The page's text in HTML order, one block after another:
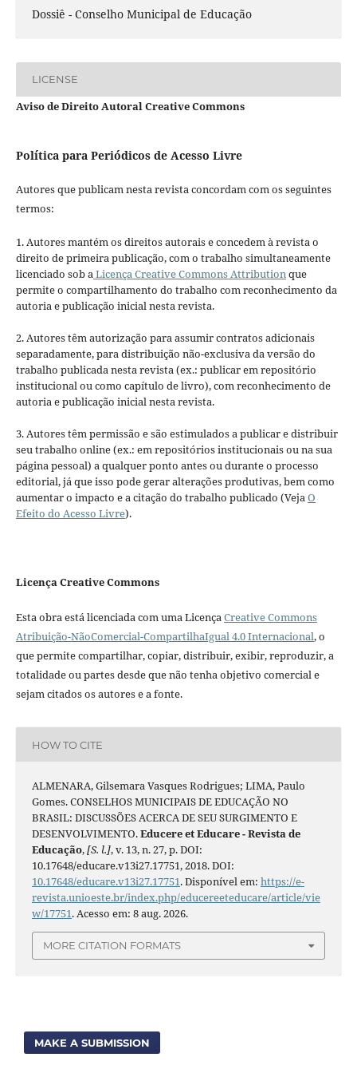
Dossiê - Conselho Municipal de Educação
LICENSE
Aviso de Direito Autoral Creative Commons
Política para Periódicos de Acesso Livre
Autores que publicam nesta revista concordam com os seguintes
termos:
1. Autores mantém os direitos autorais e concedem à revista o
direito de primeira publicação, com o trabalho simultaneamente
licenciado sob aLicença Creative Commons Attributionque
permite o compartilhamento do trabalho com reconhecimento da
autoria e publicação inicial nesta revista.
2. Autores têm autorização para assumir contratos adicionais
separadamente, para distribuição não-exclusiva da versão do
trabalho publicada nesta revista (ex.: publicar em repositório
institucional ou como capítulo de livro), com reconhecimento de
autoria e publicação inicial nesta revista.
3. Autores têm permissão e são estimulados a publicar e distribuir
seu trabalho online (ex.: em repositórios institucionais ou na sua
página pessoal) a qualquer ponto antes ou durante o processo
editorial, já que isso pode gerar alterações produtivas, bem como
aumentar o impacto e a citação do trabalho publicado (VejaO
Efeito do Acesso Livre).
Licença Creative Commons
Esta obra está licenciada com uma LicençaCreative Commons
Atribuição-NãoComercial-CompartilhaIgual 4.0 Internacional, o
que permite compartilhar, copiar, distribuir, exibir, reproduzir, a
totalidade ou partes desde que não tenha objetivo comercial e
sejam citados os autores e a fonte.
HOW TO CITE
ALMENARA, Gilsemara Vasques Rodrigues; LIMA, Paulo
Gomes. CONSELHOS MUNICIPAIS DE EDUCAÇÃO NO
BRASIL: DISCUSSÕES ACERCA DE SEU SURGIMENTO E
DESENVOLVIMENTO.Educere et Educare - Revista de
Educação,[S. l.], v. 13, n. 27, p. DOI:
10.17648/educare.v13i27.17751, 2018. DOI:
10.17648/educare.v13i27.17751. Disponível em: https://e-
revista.unioeste.br/index.php/educereeteducare/article/vie
w/17751. Acesso em: 8 aug. 2026.
MORE CITATION FORMATS
MAKE A SUBMISSION